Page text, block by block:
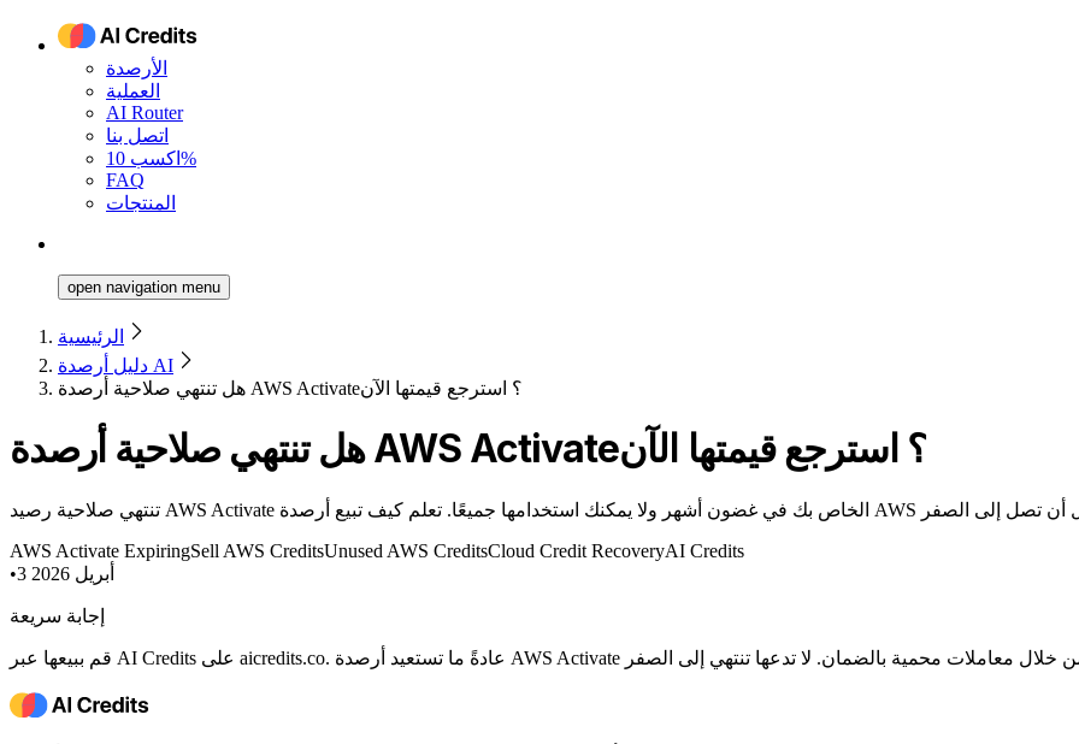
الأرصدة
العملية
AI Router
اتصل بنا
اكسب 10%
FAQ
المنتجات
open navigation menu
الرئيسية
دليل أرصدة AI
هل تنتهي صلاحية أرصدة AWS Activate؟ استرجع قيمتها الآن
هل تنتهي صلاحية أرصدة AWS Activate؟ استرجع قيمتها الآن
AWS Activate ExpiringSell AWS CreditsUnused AWS CreditsCloud Credit RecoveryAI Credits
•
3 أبريل 2026
إجابة سريعة